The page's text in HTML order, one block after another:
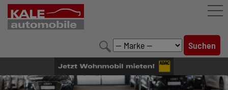
FAHRZEUGBESTAND